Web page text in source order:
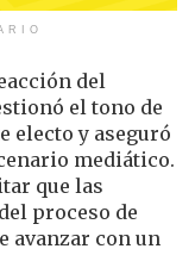
del
el tono de
electo y aseguró
mediático.
que las
proceso de
avanzar con un